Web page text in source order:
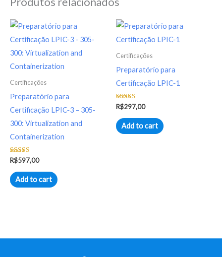
Certificações
Preparatório para
Certificação LPIC-3 – 305-
300: Virtualization and
Containerization
Avaliação
5.00
de 5
R$597,00
Add to cart
Certificações
Preparatório para
Certificação LPIC-1
Avaliação
4.98
de 5
R$297,00
Add to cart